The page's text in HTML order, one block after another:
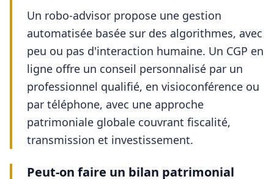
Un robo-advisor propose une gestion
automatisée basée sur des algorithmes, avec
peu ou pas d'interaction humaine. Un CGP en
ligne offre un conseil personnalisé par un
professionnel qualifié, en visioconférence ou
par téléphone, avec une approche
patrimoniale globale couvrant fiscalité,
transmission et investissement.
Peut-on faire un bilan patrimonial